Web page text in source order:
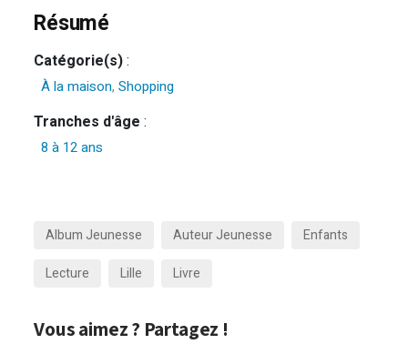
Résumé
Catégorie(s):
À la maison,Shopping
Tranches d'âge :
8 à 12 ans
Album Jeunesse Auteur Jeunesse
Enfants
Lecture
Lille Livre
Vous aimez ? Partagez !